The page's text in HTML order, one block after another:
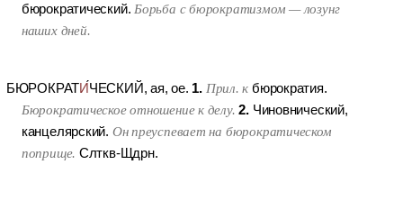
бюрократический. Борьба с бюрократизмом — лозунг
наших дней.
БЮРОКРАТИЧЕСКИЙ, ая, ое. 1. Прил. к бюрократия.
Бюрократическое отношение к делу. 2. Чиновнический,
канцелярский. Он преуспевает на бюрократическом
поприще. Слткв-Щдрн.